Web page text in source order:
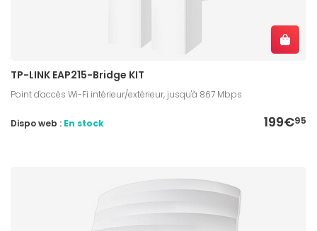
TP-LINK EAP215-Bridge KIT
Point d'accès Wi-Fi intérieur/extérieur, jusqu'à 867 Mbps
199€95
Dispo web : En stock